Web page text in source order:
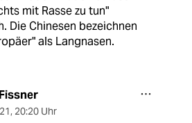
mit Rasse zu tun"
Die Chinesen bezeichnen
als Langnasen.
, 20:20 Uhr